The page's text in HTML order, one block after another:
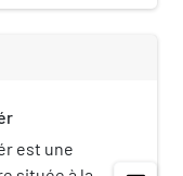
est une